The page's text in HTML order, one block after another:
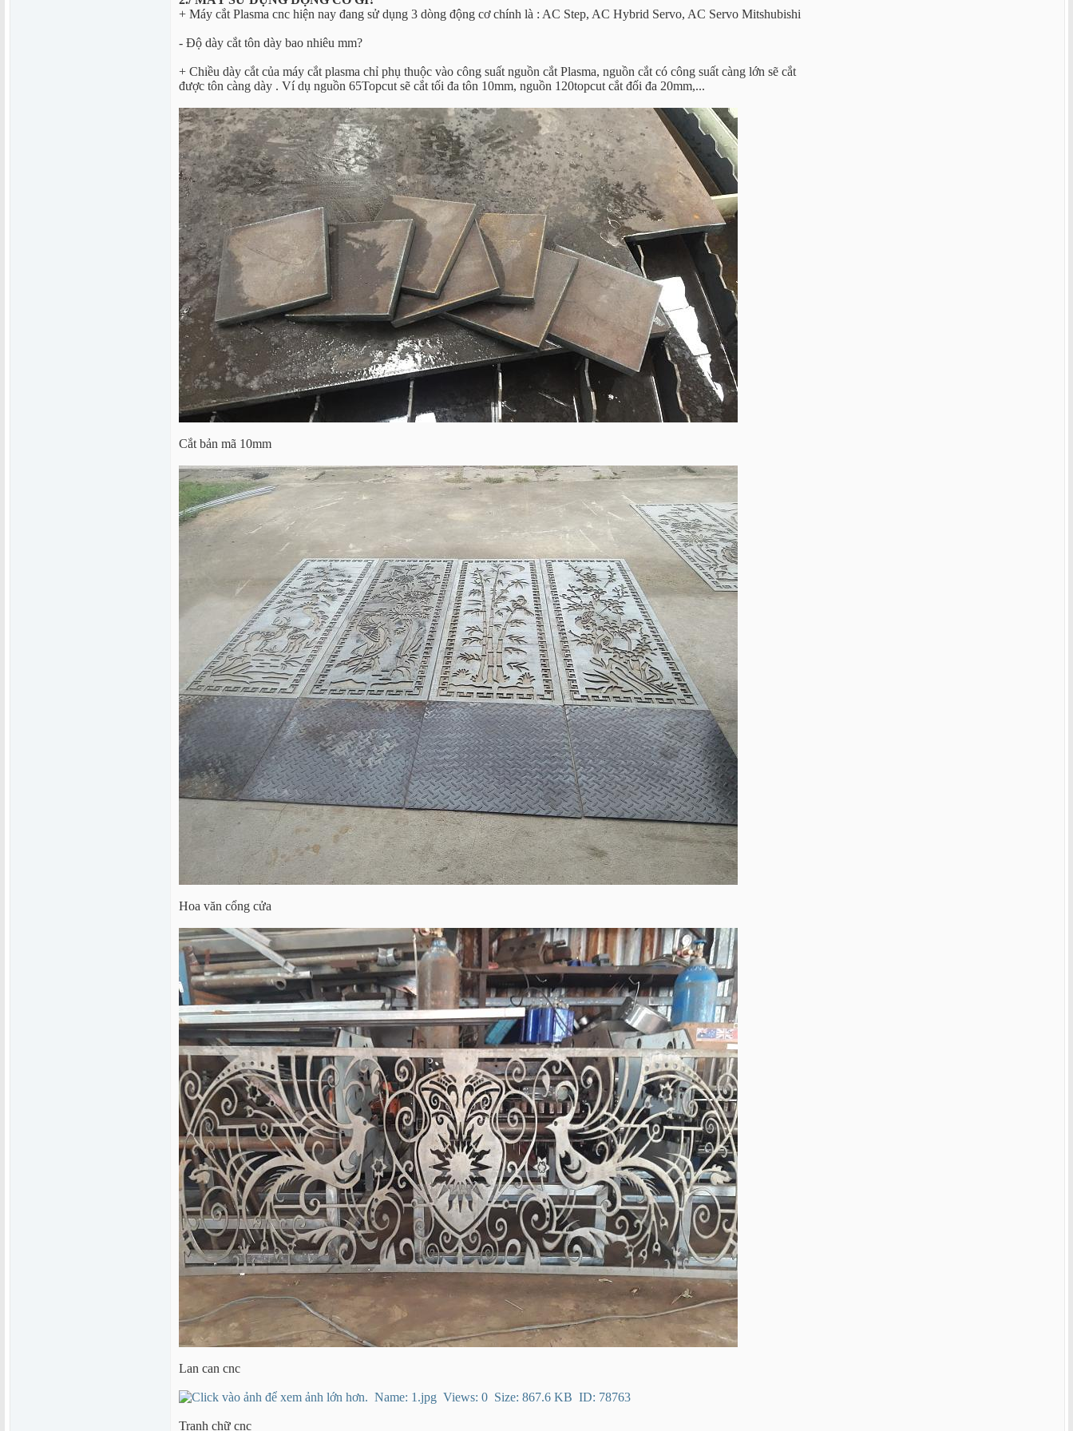
+ Máy cắt Plasma cnc hiện nay đang sử dụng 3 dòng động cơ chính là : AC Step, AC Hybrid Servo, AC Servo Mitshubishi
- Độ dày cắt tôn dày bao nhiêu mm?
+ Chiều dày cắt của máy cắt plasma chỉ phụ thuộc vào công suất nguồn cắt Plasma, nguồn cắt có công suất càng lớn sẽ cắt
được tôn càng dày . Ví dụ nguồn 65Topcut sẽ cắt tối đa tôn 10mm, nguồn 120topcut cắt đối đa 20mm,...
Cắt bản mã 10mm
Hoa văn cổng cửa
Lan can cnc
Tranh chữ cnc